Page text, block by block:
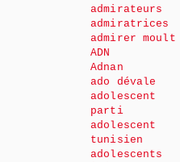
admirateurs
admiratrices
admirer moult
ADN
Adnan
ado dévale
adolescent
parti
adolescent
tunisien
adolescents